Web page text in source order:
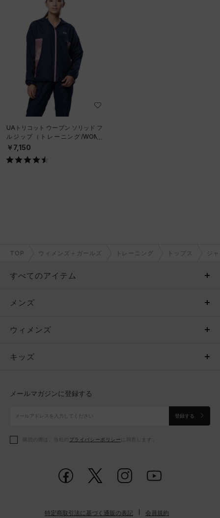
UAトリコット ウーブン ソリッド フ
ルジップ（トレーニング/WOME
N）
￥7,150
TOP ウィメンズ＋ガールズ トレーニング トップス ジ
すべてのアイテム
メンズ
ウィメンズ
キッズ
アクセサリー
メンズ
トップス
ボトムス
アクセサリー
ウィメンズ
トップス
シューズ
アクセサリー
キッズ
シューズ
メールマガジンに登録する
登録する
購読の際は、当社の プライバシーポリシーに同意します。
特定商取引法に基づく通販の表記 会員規約